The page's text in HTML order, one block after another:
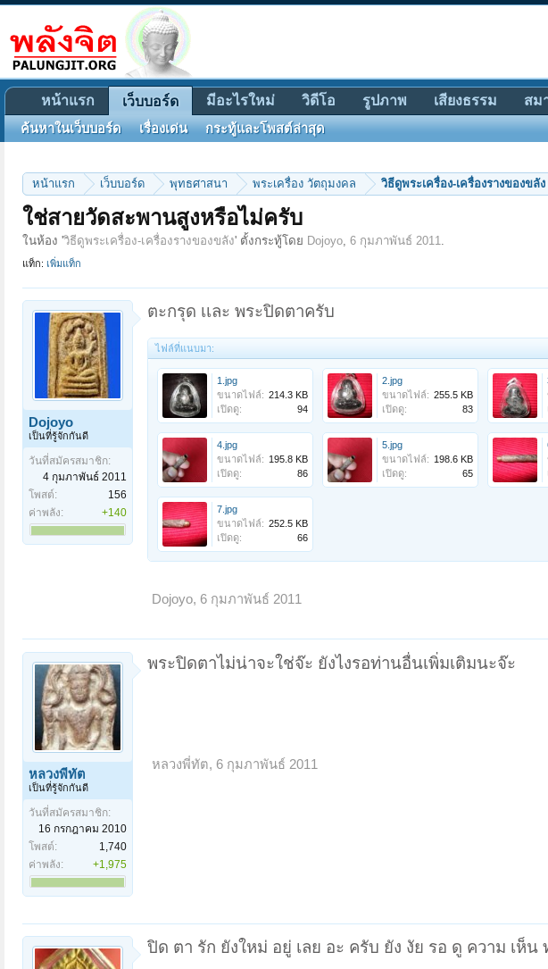
หน้าแรก เว็บบอร์ด พุทธศาสนา พระเครื่อง วัตถุมงคล วิธีดูพระเครื่อง-เครื่องรางของขลัง
ใช่สายวัดสะพานสูงหรือไม่ครับ
ในห้อง 'วิธีดูพระเครื่อง-เครื่องรางของขลัง' ตั้งกระทู้โดย Dojoyo, 6 กุมภาพันธ์ 2011.
แท็ก: เพิ่มแท็ก
Dojoyo
เป็นที่รู้จักกันดี
วันที่สมัครสมาชิก:
4 กุมภาพันธ์ 2011
โพสต์:
156
ค่าพลัง:
+140
ตะกรุด เเละ พระปิดตาครับ
ไฟล์ที่แนบมา:
1.jpg
ขนาดไฟล์: 214.3 KB
เปิดดู:
94
2.jpg
ขนาดไฟล์: 255.5 KB
เปิดดู:
83
4.jpg
ขนาดไฟล์: 195.8 KB
เปิดดู:
86
5.jpg
ขนาดไฟล์: 198.6 KB
เปิดดู:
65
7.jpg
ขนาดไฟล์: 252.5 KB
เปิดดู:
66
Dojoyo, 6 กุมภาพันธ์ 2011
หลวงพี่ทัต
เป็นที่รู้จักกันดี
วันที่สมัครสมาชิก:
16 กรกฎาคม 2010
โพสต์:
1,740
ค่าพลัง:
+1,975
พระปิดตาไม่น่าจะใช่จ๊ะ ยังไงรอท่านอื่นเพิ่มเติมนะจ๊ะ
หลวงพี่ทัต, 6 กุมภาพันธ์ 2011
ปิด ตา รัก ยังใหม่ อยู่ เลย อะ ครับ ยัง งัย รอ ดู ความ เห็
หน้าแรก เว็บบอร์ด
ค้นหาในเว็บบอร์ด เรื่องเด่น กระทู้และโพสต์ล่าสุด
มีอะไรใหม่ วิดีโอ รูปภาพ เสียงธรรม สม